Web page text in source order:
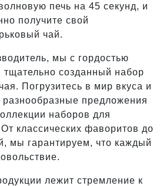
печь на 45 секунд, и
получите свой
чай.
мы с гордостью
созданный набор
Погрузитесь в мир вкуса и
разнообразные предложения
наборов для
классических фаворитов до
мы гарантируем, что каждый
лежит стремление к